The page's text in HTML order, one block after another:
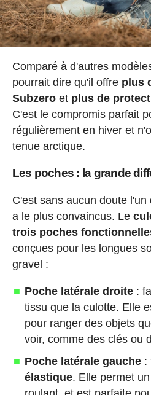
Comparé à d'autres
pourrait dire qu'il offre plus
Subzeroet plus de
C'est le compromis parfait
régulièrement en hiver et
tenue arctique.
Les poches : la grande
C'est sans aucun doute
a le plus convaincus. Le
trois poches
conçues pour les longues
gravel :
Poche latérale droite:
tissu que la culotte. Elle
pour ranger des objets
voir, comme des clés ou
Poche latérale gauche:
élastique. Elle permet